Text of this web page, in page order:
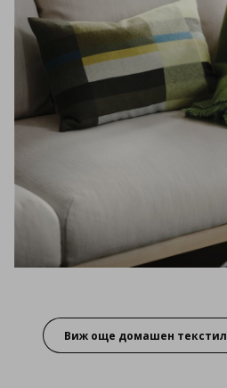
Виж още домашен текстил